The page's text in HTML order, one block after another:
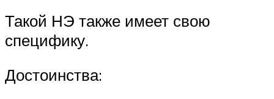
Такой НЭ также имеет свою
специфику.
Достоинства: